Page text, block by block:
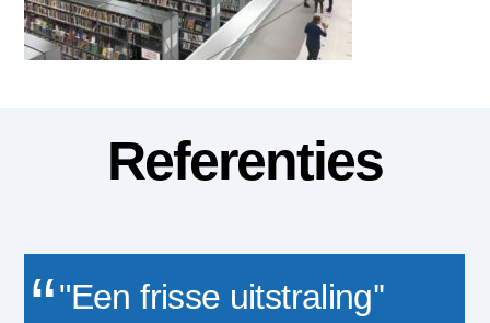
Referenties
"Een frisse uitstraling''